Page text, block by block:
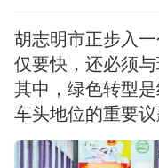
胡志明市正步入
仅要快，还必须与
其中，绿色转型
车头地位的重要议